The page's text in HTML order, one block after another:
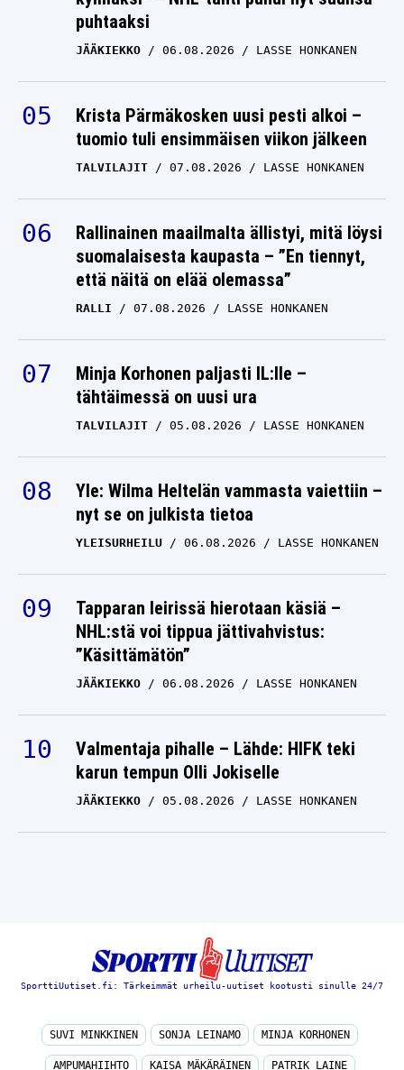
puhtaaksi
JÄÄKIEKKO 06.08.2026 LASSE HONKANEN
Krista Pärmäkosken uusi pesti alkoi –
tuomio tuli ensimmäisen viikon jälkeen
TALVILAJIT 07.08.2026 LASSE HONKANEN
Rallinainen maailmalta ällistyi, mitä löysi
suomalaisesta kaupasta – ”En tiennyt,
että näitä on elää olemassa”
RALLI 07.08.2026 LASSE HONKANEN
Minja Korhonen paljasti IL:lle –
tähtäimessä on uusi ura
TALVILAJIT 05.08.2026 LASSE HONKANEN
Yle: Wilma Heltelän vammasta vaiettiin –
nyt se on julkista tietoa
YLEISURHEILU 06.08.2026 LASSE HONKANEN
Tapparan leirissä hierotaan käsiä –
NHL:stä voi tippua jättivahvistus:
”Käsittämätön”
JÄÄKIEKKO 06.08.2026 LASSE HONKANEN
Valmentaja pihalle – Lähde: HIFK teki
karun tempun Olli Jokiselle
JÄÄKIEKKO 05.08.2026 LASSE HONKANEN
SporttiUutiset.fi: Tärkeimmät urheilu-uutiset kootusti sinulle 24/7
SUVI MINKKINEN SONJA LEINAMO MINJA KORHONEN
AMPUMAHIIHTO KAISA MÄKÄRÄINEN PATRIK LAINE